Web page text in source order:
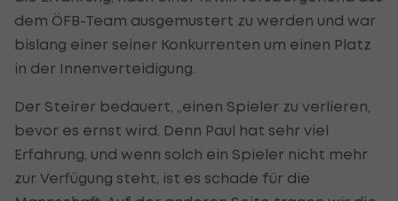
dem ÖFB-Team ausgemustert zu werden und war
bislang einer seiner Konkurrenten um einen Platz
in der Innenverteidigung.
Der Steirer bedauert, „einen Spieler zu verlieren,
bevor es ernst wird. Denn Paul hat sehr viel
Erfahrung, und wenn solch ein Spieler nicht mehr
zur Verfügung steht, ist es schade für die